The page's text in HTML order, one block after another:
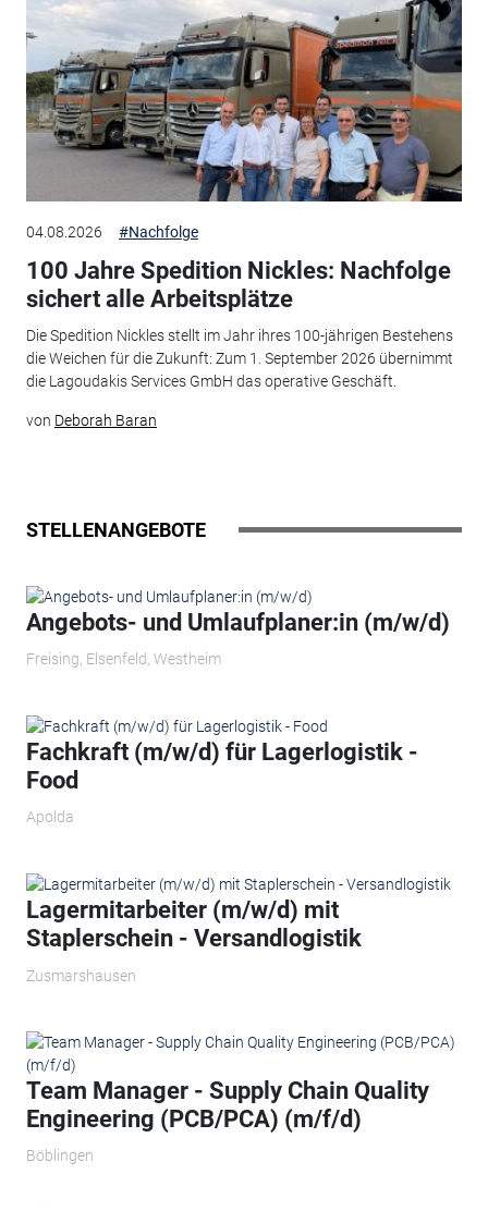
04.08.2026 #Nachfolge
100 Jahre Spedition Nickles: Nachfolge
sichert alle Arbeitsplätze
Die Spedition Nickles stellt im Jahr ihres 100-jährigen Bestehens
die Weichen für die Zukunft: Zum 1. September 2026 übernimmt
die Lagoudakis Services GmbH das operative Geschäft.
von Deborah Baran
STELLENANGEBOTE
Angebots- und Umlaufplaner:in (m/w/d)
Freising, Elsenfeld, Westheim
Fachkraft (m/w/d) für Lagerlogistik -
Food
Apolda
Lagermitarbeiter (m/w/d) mit
Staplerschein - Versandlogistik
Zusmarshausen
Team Manager - Supply Chain Quality
Engineering (PCB/PCA) (m/f/d)
Böblingen